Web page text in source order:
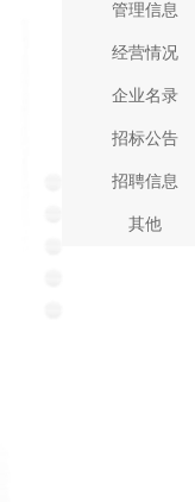
管理信息
经营情况
企业名录
招标公告
招聘信息
其他